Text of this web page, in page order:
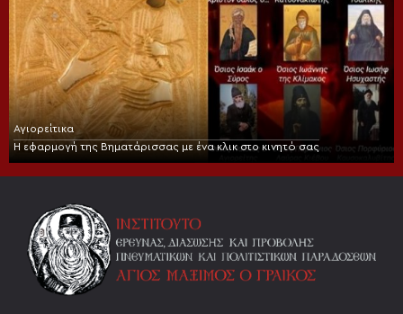
Αγιορείτικα
Η εφαρμογή της Βηματάρισσας με ένα κλικ στο κινητό σας